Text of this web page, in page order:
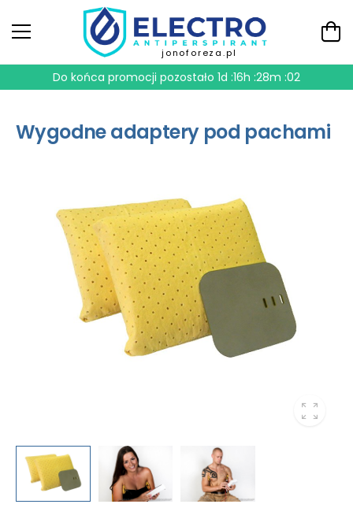
jonoforeza.pl
Do końca promocji pozostało1d :16h :28m :01
Wygodne adaptery pod pachami